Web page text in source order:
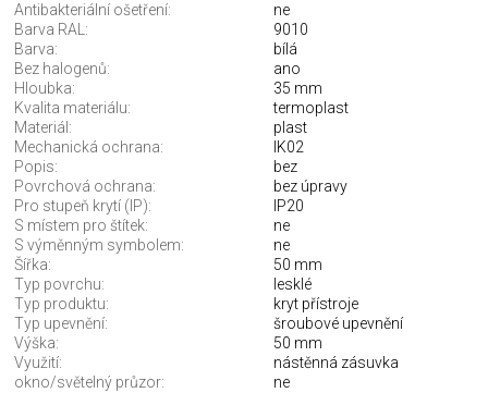
Antibakteriální ošetření:
ne
Barva RAL:
9010
Barva:
bílá
Bez halogenů:
ano
Hloubka:
35 mm
Kvalita materiálu:
termoplast
Materiál:
plast
Mechanická ochrana:
IK02
Popis:
bez
Povrchová ochrana:
bez úpravy
Pro stupeň krytí (IP):
IP20
S místem pro štítek:
ne
S výměnným symbolem:
ne
Šířka:
50 mm
Typ povrchu:
lesklé
Typ produktu:
kryt přístroje
Typ upevnění:
šroubové upevnění
Výška:
50 mm
Využití:
nástěnná zásuvka
okno/světelný průzor:
ne